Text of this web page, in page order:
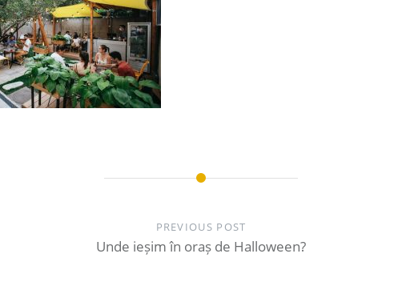
PREVIOUS POST
Unde ieșim în oraș de Halloween?